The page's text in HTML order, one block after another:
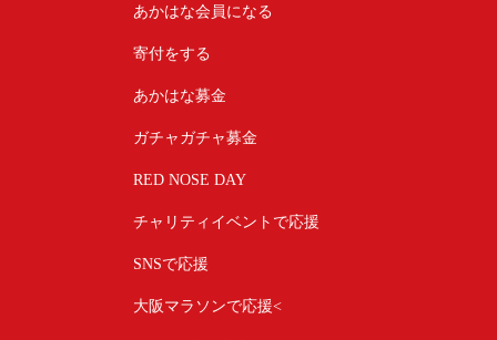
あかはな会員になる
寄付をする
あかはな募金
ガチャガチャ募金
RED NOSE DAY
チャリティイベントで応援
SNSで応援
大阪マラソンで応援<